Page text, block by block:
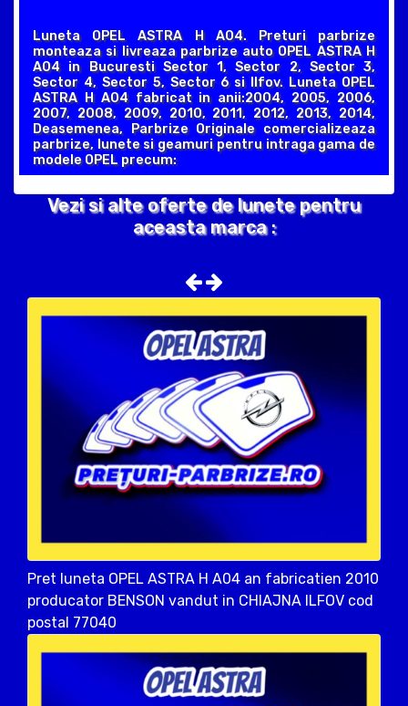
Luneta OPEL ASTRA H A04. Preturi parbrize
monteaza si livreaza parbrize auto OPEL ASTRA H
A04 in Bucuresti Sector 1, Sector 2, Sector 3,
Sector 4, Sector 5, Sector 6 si Ilfov. Luneta OPEL
ASTRA H A04 fabricat in anii:2004, 2005, 2006,
2007, 2008, 2009, 2010, 2011, 2012, 2013, 2014,
Deasemenea, Parbrize Originale comercializeaza
parbrize, lunete si geamuri pentru intraga gama de
modele OPEL precum:
Vezi si alte oferte de lunete pentru
aceasta marca :
Pret luneta OPEL ASTRA H A04 an fabricatien 2010
producator BENSON vandut in CHIAJNA ILFOV cod
postal 77040